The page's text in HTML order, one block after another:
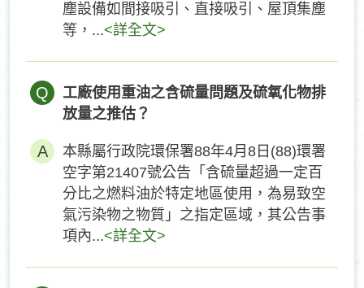
塵設備如間接吸引、直接吸引、屋頂集塵
等，...<詳全文>
Q
工廠使用重油之含硫量問題及硫氧化物排
放量之推估？
本縣屬行政院環保署88年4月8日(88)環署
空字第21407號公告「含硫量超過一定百
分比之燃料油於特定地區使用，為易致空
氣污染物之物質」之指定區域，其公告事
項內...<詳全文>